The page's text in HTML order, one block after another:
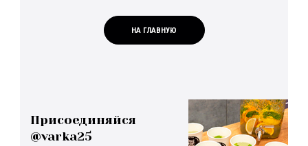
НА ГЛАВНУЮ
Присоединяйся
@varka25